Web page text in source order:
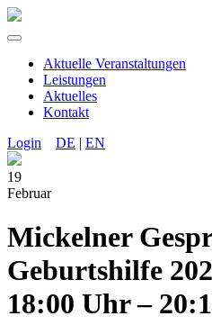
Aktuelle Veranstaltungen
Leistungen
Aktuelles
Kontakt
Login
DE | EN
19
Februar
Mickelner
Geburtshilfe
18:00 Uhr –